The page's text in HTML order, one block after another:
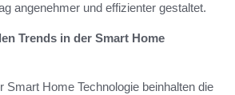
angenehmer und effizienter gestaltet.
Trends in der Smart Home
Smart Home Technologie beinhalten die